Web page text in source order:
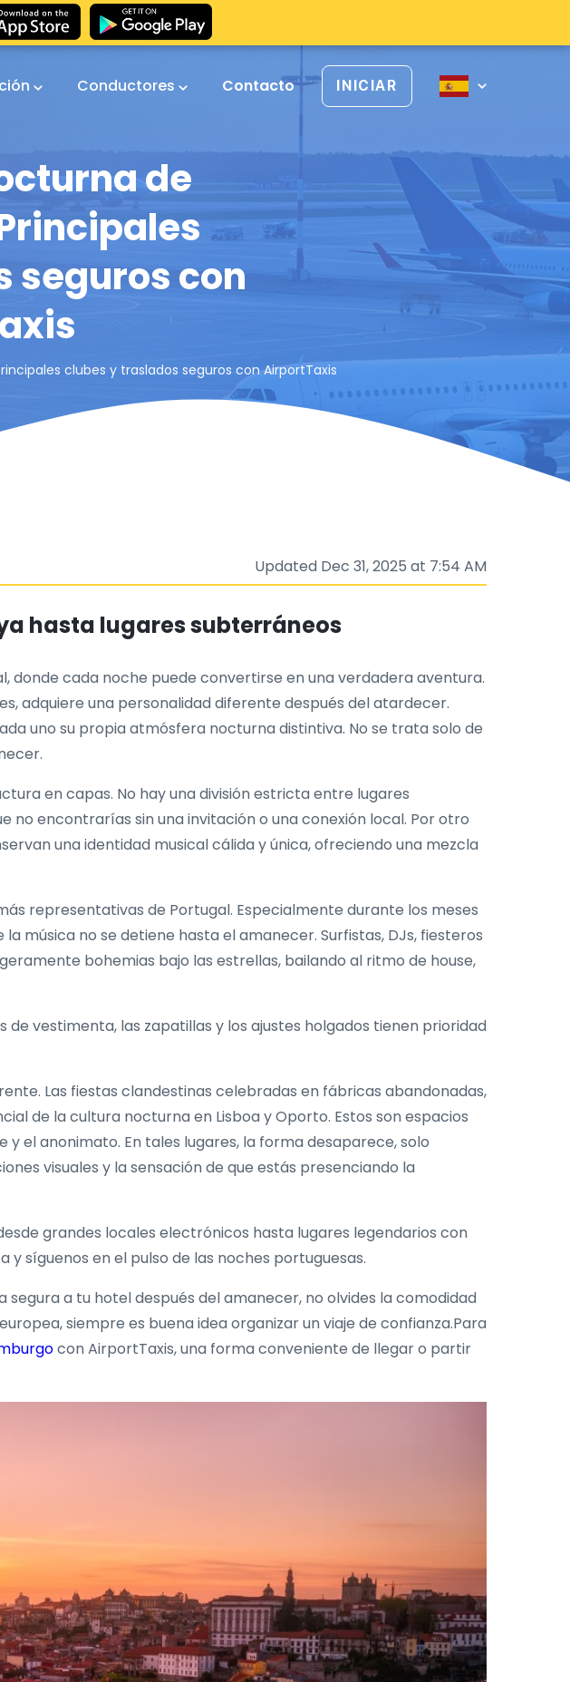
Conductores Contacto INICIAR
de
seguros con
clubes y traslados seguros con AirportTaxis
Updated Dec 31, 2025 at 7:54 AM
hasta lugares subterráneos
donde cada noche puede convertirse en una verdadera aventura.
adquiere una personalidad diferente después del atardecer.
uno su propia atmósfera nocturna distintiva. No se trata solo de
en capas. No hay una división estricta entre lugares
no encontrarías sin una invitación o una conexión local. Por otro
una identidad musical cálida y única, ofreciendo una mezcla
representativas de Portugal. Especialmente durante los meses
música no se detiene hasta el amanecer. Surfistas, DJs, fiesteros
bohemias bajo las estrellas, bailando al ritmo de house,
vestimenta, las zapatillas y los ajustes holgados tienen prioridad
Las fiestas clandestinas celebradas en fábricas abandonadas,
de la cultura nocturna en Lisboa y Oporto. Estos son espacios
el anonimato. En tales lugares, la forma desaparece, solo
visuales y la sensación de que estás presenciando la
grandes locales electrónicos hasta lugares legendarios con
síguenos en el pulso de las noches portuguesas.
a tu hotel después del amanecer, no olvides la comodidad
siempre es buena idea organizar un viaje de confianza.Para
con AirportTaxis, una forma conveniente de llegar o partir